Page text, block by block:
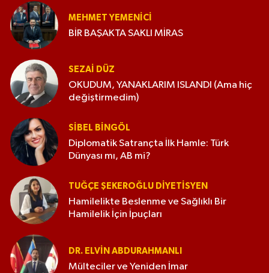
MEHMET YEMENICI
BİR BAŞAKTA SAKLI MİRAS
SEZAI DÜZ
OKUDUM, YANAKLARIM ISLANDI (Ama hiç
değiştirmedim)
SIBEL BINGÖL
Diplomatik Satrançta İlk Hamle: Türk
Dünyası mı, AB mi?
TUĞÇE ŞEKEROĞLU DIYETISYEN
Hamilelikte Beslenme ve Sağlıklı Bir
Hamilelik İçin İpuçları
DR. ELVIN ABDURAHMANLI
Mülteciler ve Yeniden İmar